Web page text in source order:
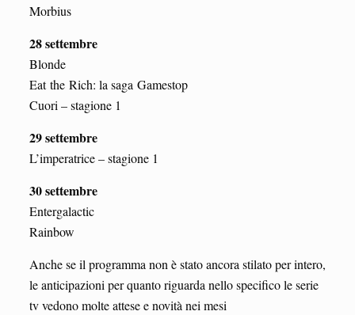
Morbius
28 settembre
Blonde
Eat the Rich: la saga Gamestop
Cuori – stagione 1
29 settembre
L’imperatrice – stagione 1
30 settembre
Entergalactic
Rainbow
Anche se il programma non è stato ancora stilato per intero,
le anticipazioni per quanto riguarda nello specifico le serie
tv vedono molte attese e novità nei mesi